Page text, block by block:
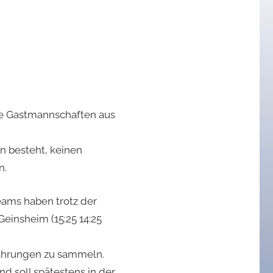
aus
besteht, keinen
haben trotz der
(15:25 14:25
zu sammeln.